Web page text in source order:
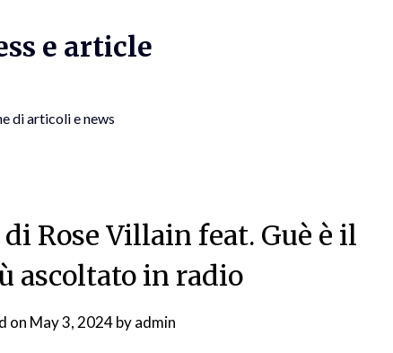
e article
di articoli e news
Rose Villain feat. Guè è il
ascoltato in radio
on May 3, 2024byadmin